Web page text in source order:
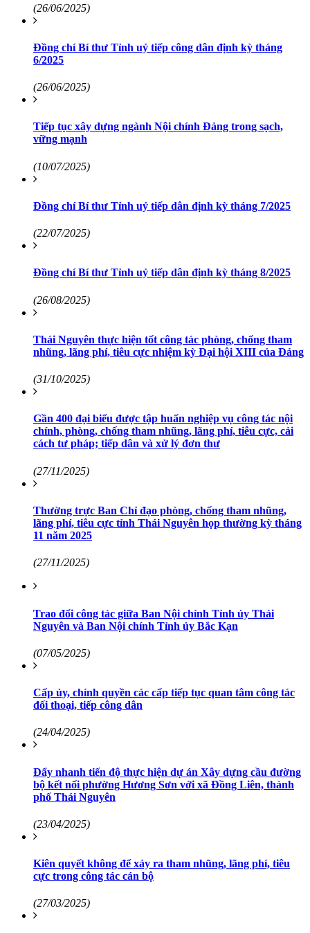
(26/06/2025)
Đồng chí Bí thư Tỉnh uỷ tiếp công dân định kỳ tháng
6/2025
(26/06/2025)
Tiếp tục xây dựng ngành Nội chính Đảng trong sạch,
vững mạnh
(10/07/2025)
Đồng chí Bí thư Tỉnh uỷ tiếp dân định kỳ tháng 7/2025
(22/07/2025)
Đồng chí Bí thư Tỉnh uỷ tiếp dân định kỳ tháng 8/2025
(26/08/2025)
Thái Nguyên thực hiện tốt công tác phòng, chống tham
nhũng, lãng phí, tiêu cực nhiệm kỳ Đại hội XIII của Đảng
(31/10/2025)
Gần 400 đại biểu được tập huấn nghiệp vụ công tác nội
chính, phòng, chống tham nhũng, lãng phí, tiêu cực, cải
cách tư pháp; tiếp dân và xử lý đơn thư
(27/11/2025)
Thường trực Ban Chỉ đạo phòng, chống tham nhũng,
lãng phí, tiêu cực tỉnh Thái Nguyên họp thường kỳ tháng
11 năm 2025
(27/11/2025)
Trao đổi công tác giữa Ban Nội chính Tỉnh ủy Thái
Nguyên và Ban Nội chính Tỉnh ủy Bắc Kạn
(07/05/2025)
Cấp ủy, chính quyền các cấp tiếp tục quan tâm công tác
đối thoại, tiếp công dân
(24/04/2025)
Đẩy nhanh tiến độ thực hiện dự án Xây dựng cầu đường
bộ kết nối phường Hương Sơn với xã Đồng Liên, thành
phố Thái Nguyên
(23/04/2025)
Kiên quyết không để xảy ra tham nhũng, lãng phí, tiêu
cực trong công tác cán bộ
(27/03/2025)